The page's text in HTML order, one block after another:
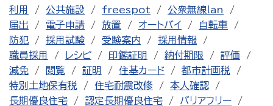
利用
公共施設 freespot
公衆無線lan
届出
電子申請 放置 オートバイ
自転車
防犯
採用試験 受験案内
採用情報
職員採用
レシピ 印鑑証明 納付期限
評価
減免
閲覧 証明 住基カード
都市計画税
特別土地保有税
住宅耐震改修
本人確認
長期優良住宅
認定長期優良住宅
バリアフリー